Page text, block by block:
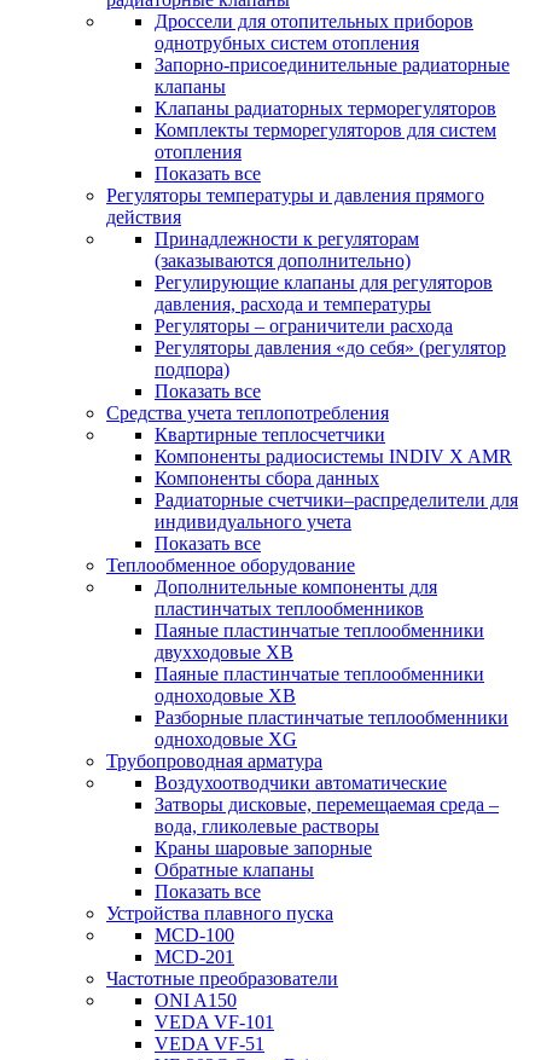
Дроссели для отопительных приборов
однотрубных систем отопления
Запорно-присоединительные радиаторные
клапаны
Клапаны радиаторных терморегуляторов
Комплекты терморегуляторов для систем
отопления
Показать все
Регуляторы температуры и давления прямого
действия
Принадлежности к регуляторам
(заказываются дополнительно)
Регулирующие клапаны для регуляторов
давления, расхода и температуры
Регуляторы – ограничители расхода
Регуляторы давления «до себя» (регулятор
подпора)
Показать все
Средства учета теплопотребления
Квартирные теплосчетчики
Компоненты радиосистемы INDIV X AMR
Компоненты сбора данных
Радиаторные счетчики–распределители для
индивидуального учета
Показать все
Теплообменное оборудование
Дополнительные компоненты для
пластинчатых теплообменников
Паяные пластинчатые теплообменники
двухходовые XB
Паяные пластинчатые теплообменники
одноходовые ХВ
Разборные пластинчатые теплообменники
одноходовые ХG
Трубопроводная арматура
Воздухоотводчики автоматические
Затворы дисковые, перемещаемая среда –
вода, гликолевые растворы
Краны шаровые запорные
Обратные клапаны
Показать все
Устройства плавного пуска
MCD-100
MCD-201
Частотные преобразователи
ONI A150
VEDA VF-101
VEDA VF-51